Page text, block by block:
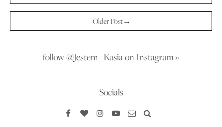
Older Post →
follow @Jestem_Kasia on Instagram »
Socials